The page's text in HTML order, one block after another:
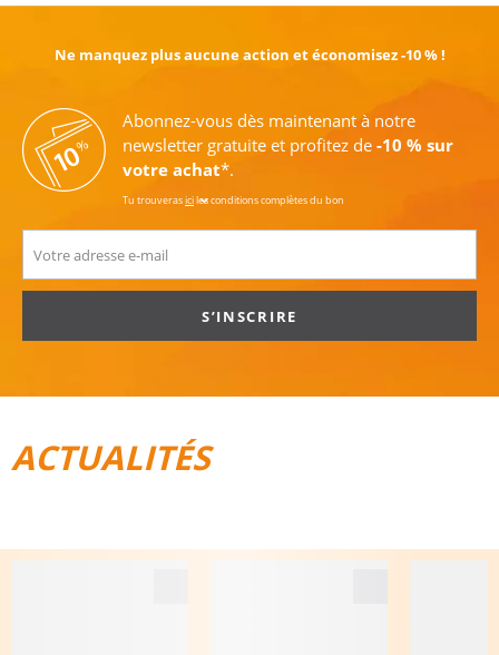
Ne manquez plus aucune action et économisez -10 % !
Abonnez-vous dès maintenant à notre
newsletter gratuite et profitez de -10 % sur
votre achat*.
Tu trouverasiciles conditions complètes du bon
S’INSCRIRE
ACTUALITÉS